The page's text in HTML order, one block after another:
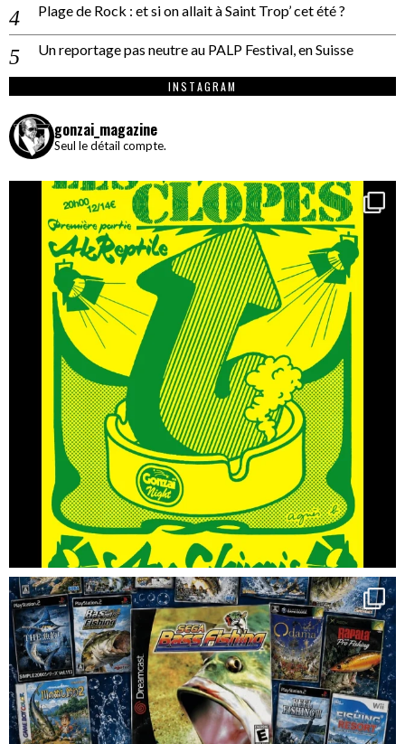
Plage de Rock : et si on allait à Saint Trop’ cet été ?
Un reportage pas neutre au PALP Festival, en Suisse
INSTAGRAM
gonzai_magazine
Seul le détail compte.